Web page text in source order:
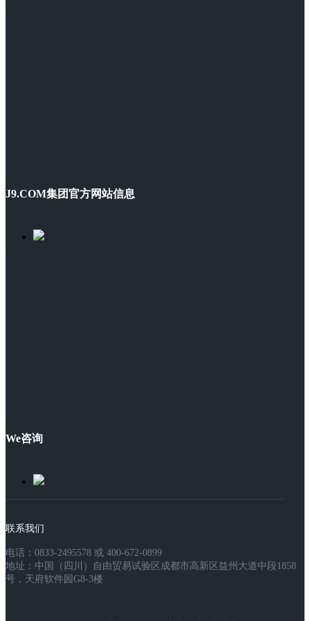
J9.COM集团官方网站信息
We咨询
联系我们
电话：0833-2495578 或 400-672-0899
地址：中国（四川）自由贸易试验区成都市高新区益州大道中段1858
号，天府软件园G8-3楼